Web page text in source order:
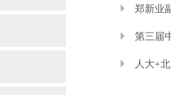
郑新业
第三届
人大+